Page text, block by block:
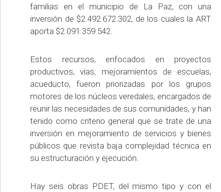
familias en el municipio de La Paz, con una
inversión de $2.492.672.302, de los cuales la ART
aporta $2.091.359.542.
Estos recursos, enfocados en proyectos
productivos, vías, mejoramientos de escuelas,
acueducto, fueron priorizadas por los grupos
motores de los núcleos veredales, encargados de
reunir las necesidades de sus comunidades, y han
tenido como criterio general que se trate de una
inversión en mejoramiento de servicios y bienes
públicos que revista baja complejidad técnica en
su estructuración y ejecución.
Hay seis obras PDET, del mismo tipo y con el